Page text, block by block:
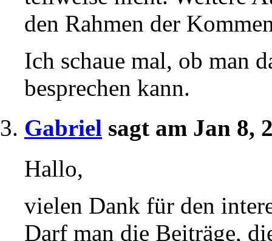
den Rahmen der
Ich schaue mal, ob man
besprechen kann.
Gabriel sagt am Jan 8,
Hallo,
vielen Dank für den
Darf man die Beiträge,